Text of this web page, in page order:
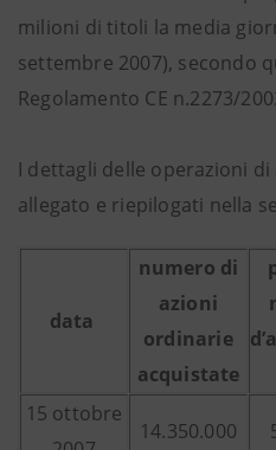
milioni di titoli la media
settembre 2007), secondo
Regolamento CE n.2273/
I dettagli delle operazioni
allegato e riepilogati nella
data
numero di
azioni
ordinarie
acquistate
15 ottobre
14.350.000